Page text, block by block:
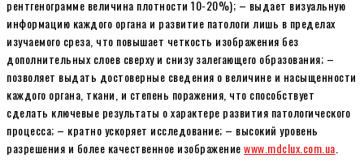
рентгенограмме величина плотности 10-20%); – выдает визуальную
информацию каждого органа и развитие патологи лишь в пределах
изучаемого среза, что повышает четкость изображения без
дополнительных слоев сверху и снизу залегающего образования; –
позволяет выдать достоверные сведения о величине и насыщенности
каждого органа, ткани, и степень поражения, что способствует
сделать ключевые результаты о характере развития патологического
процесса; – кратно ускоряет исследование; – высокий уровень
разрешения и более качественное изображениеwww.mdclux.com.ua